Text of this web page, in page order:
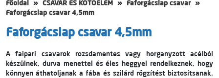
Főoldal CSAVAR ÉS KÖTŐELEM
Faforgácslap csavar
Faforgácslap csavar 4,5mm
Faforgácslap csavar 4,5mm
A faipari csavarok rozsdamentes vagy horganyzott acélból
készülnek, durva menettel és éles heggyel rendelkeznek, hogy
könnyen áthatoljanak a fába és szilárd rögzítést biztosítsanak.